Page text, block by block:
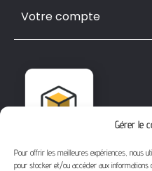
Gérer le
Pour offrir les meilleures expériences, nous
pour stocker et/ou accéder aux informations
Votre compte